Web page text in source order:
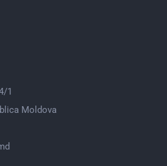
1
Moldova